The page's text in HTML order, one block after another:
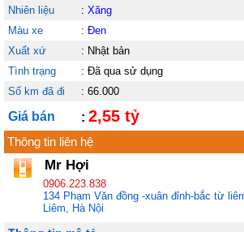
Nhiên liệu
: Xăng
Màu xe
: Đen
Xuất xứ
: Nhật bản
Tình trạng
: Đã qua sử dụng
Số km đã đi
: 66.000
Giá bán : 2,55 tỷ
Thông tin liên hệ
Mr Hợi
0906.223.838
134 Phạm Văn đồng -xuân đỉnh-bắc từ
Liêm, Hà Nội